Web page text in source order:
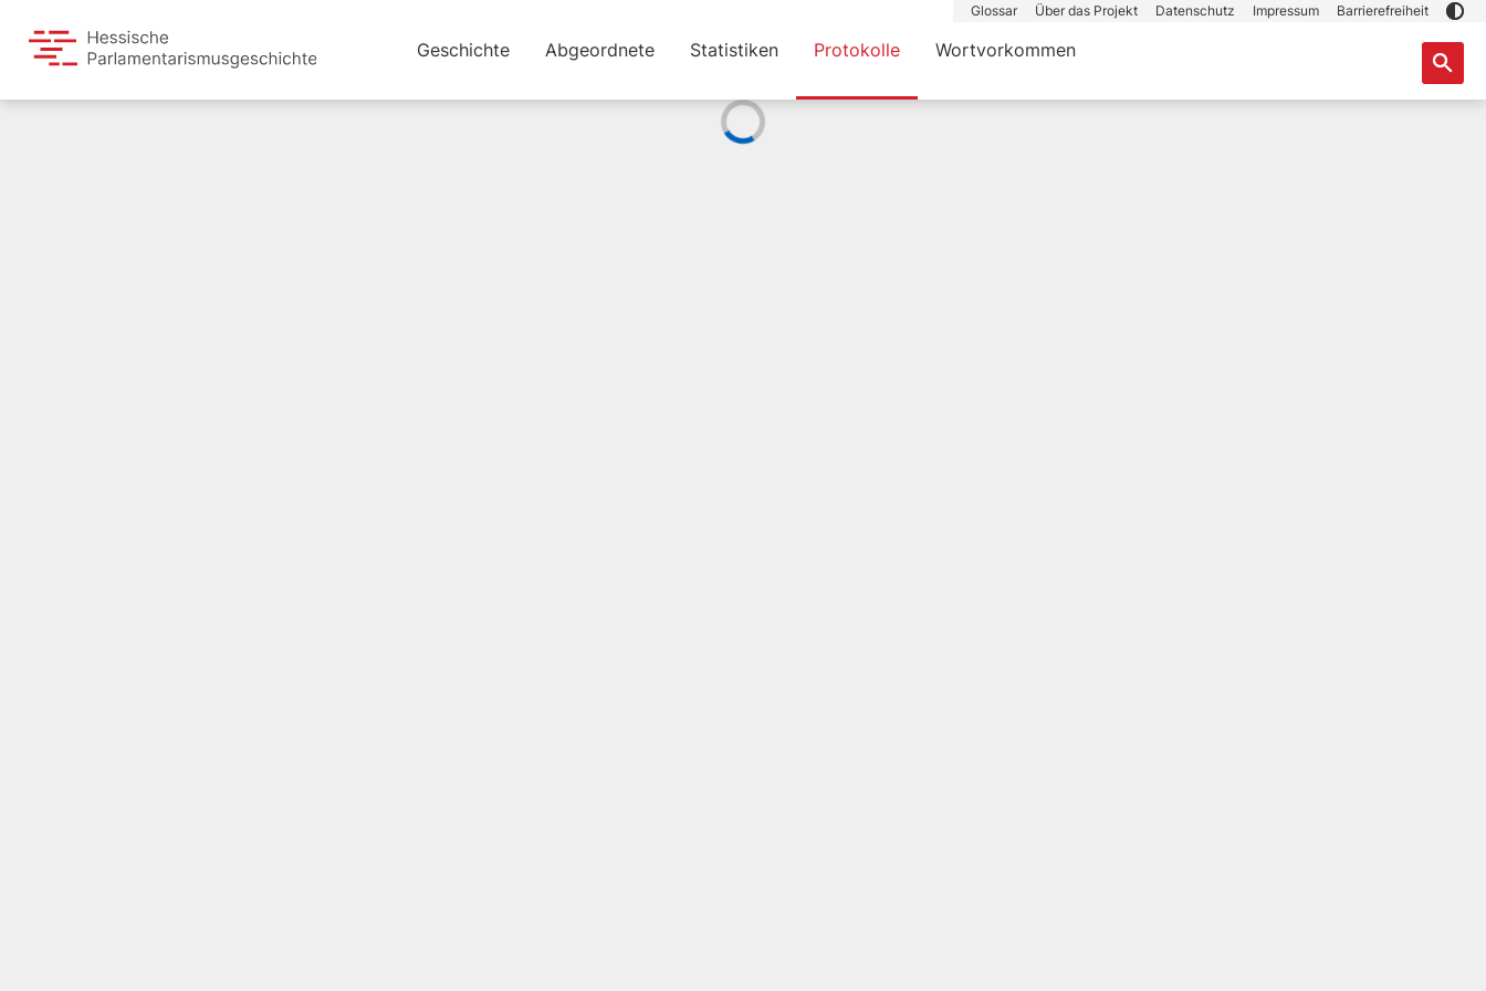
Glossar Über das Projekt Datenschutz Impressum Barrierefreiheit
Geschichte Abgeordnete Statistiken Protokolle Wortvorkommen